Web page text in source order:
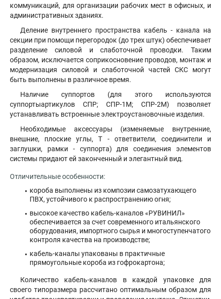
коммуникаций, для организации рабочих мест в офисных, и
административных зданиях.
Деление внутреннего пространства кабель - канала на
секции при помощи перегородок (до трех штук) обеспечивает
разделение силовой и слаботочной проводки. Таким
образом, исключается соприкосновение проводов, монтаж и
модернизация силовой и слаботочной частей СКС могут
быть выполнены в различное время.
Наличие суппортов (для этого используются
суппортыартикулов СПР; СПР-1М; СПР-2М) позволяет
устанавливать встроенные электроустановочные изделия.
Необходимые аксессуары (изменяемые внутренние,
внешние, плоские углы, Т - ответвители, соединители и
заглушки, рамки - суппорта) для соединения элементов
системы придают ей законченный и элегантный вид.
Отличительные особенности:
короба выполнены из композии самозатухающего
ПВХ, устойчивого к распространению огня;
высокое качество кабель-каналов «РУВИНИЛ»
обеспечивается за счет современного итальянского
оборудования, импортного сырья и многоступенчатого
контроля качества на производстве;
кабель-каналы упакованы в практичные
прямоугольные короба из гофрокартона;
Количество кабель-каналов в каждой упаковке для
своего типоразмера рассчитано оптимальным образом для